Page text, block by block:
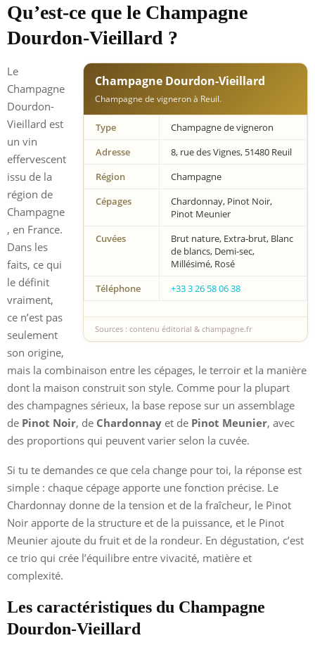
Qu’est-ce que le Champagne
Dourdon-Vieillard ?
Champagne Dourdon-Vieillard
Champagne de vigneron à Reuil.
Type
Champagne de vigneron
Adresse
8, rue des Vignes, 51480 Reuil
Région
Champagne
Cépages
Chardonnay, Pinot Noir,
Pinot Meunier
Cuvées
Brut nature, Extra-brut, Blanc
de blancs, Demi-sec,
Millésimé, Rosé
Téléphone
+33 3 26 58 06 38
Sources : contenu éditorial & champagne.fr
Le
Champagne
Dourdon-
Vieillard est
un vin
effervescent
issu de la
région de
Champagne
, en France.
Dans les
faits, ce qui
le définit
vraiment,
ce n’est pas
seulement
son origine,
mais la combinaison entre les cépages, le terroir et la manière
dont la maison construit son style. Comme pour la plupart
des champagnes sérieux, la base repose sur un assemblage
de Pinot Noir, de Chardonnay et de Pinot Meunier, avec
des proportions qui peuvent varier selon la cuvée.
Si tu te demandes ce que cela change pour toi, la réponse est
simple : chaque cépage apporte une fonction précise. Le
Chardonnay donne de la tension et de la fraîcheur, le Pinot
Noir apporte de la structure et de la puissance, et le Pinot
Meunier ajoute du fruit et de la rondeur. En dégustation, c’est
ce trio qui crée l’équilibre entre vivacité, matière et
complexité.
Les caractéristiques du Champagne
Dourdon-Vieillard